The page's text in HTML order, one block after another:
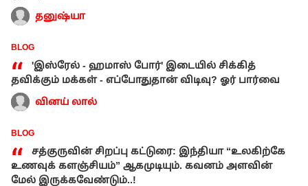
தனுஷ்யா
BLOG
“
'இஸ்ரேல் - ஹமாஸ் போர்' இடையில் சிக்கித்
தவிக்கும் மக்கள் - எப்போதுதான் விடிவு? ஓர் பார்வை
வினய் லால்
BLOG
“
சத்குருவின் சிறப்பு கட்டுரை: இந்தியா “உலகிற்கே
உணவுக் களஞ்சியம்” ஆகமுடியும். கவனம் அளவின்
மேல் இருக்கவேண்டும்..!